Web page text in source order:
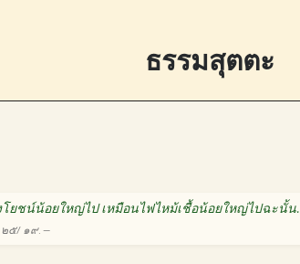
ธรรมสุตตะ
ยชน์น้อยใหญ่ไป เหมือนไฟไหม้เชื้อน้อยใหญ่ไปฉะนั้น.
๒๕/ ๑๙. —